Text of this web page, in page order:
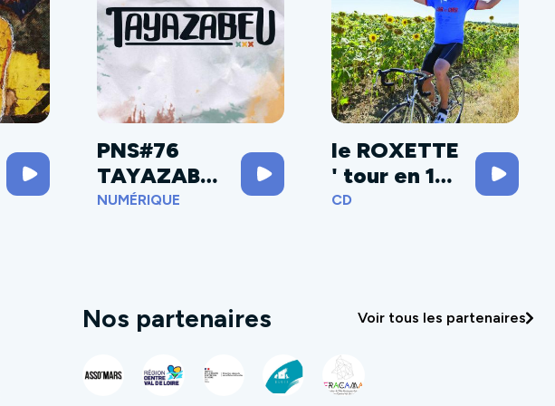
PNS#76
TAYAZABE
U
NUMÉRIQUE
le ROXETTE
' tour en 18
étapes
CD
Nos partenaires Voir tous les partenaires